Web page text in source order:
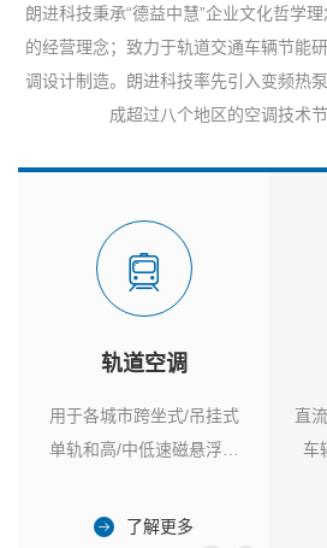
朗进科技秉承“德益中慧”企业文化哲学
的经营理念；致力于轨道交通车辆节能
调设计制造。朗进科技率先引入变频热
成超过八个地区的空调技术
轨道空调
用于各城市跨坐式/吊挂式
单轨和高/中低速磁悬浮列
了解更多
直
车